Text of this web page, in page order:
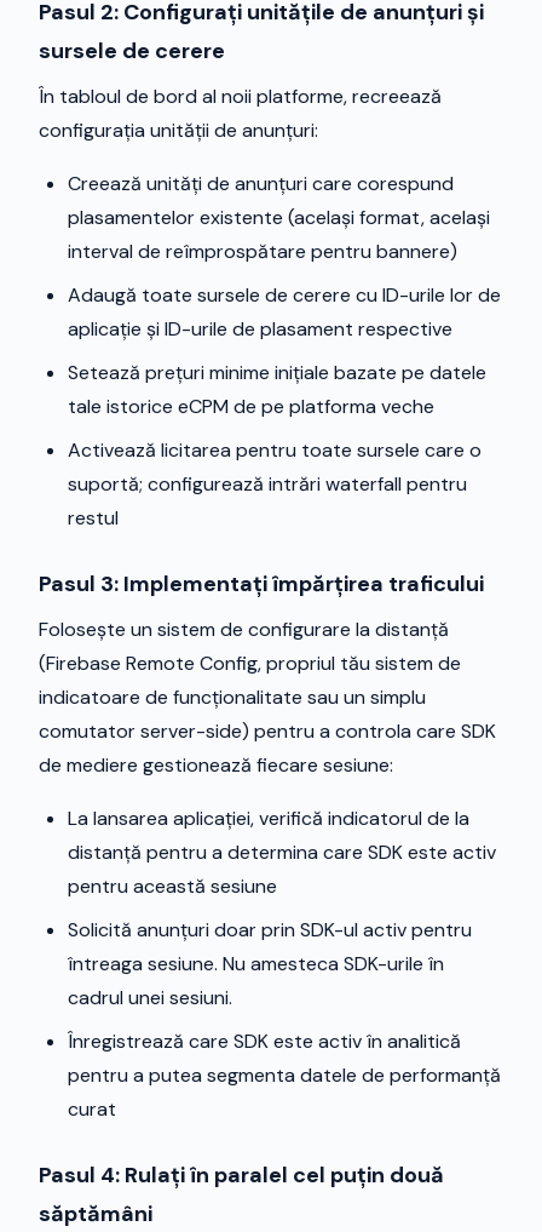
Pasul 2: Configurați unitățile de anunțuri și
sursele de cerere
În tabloul de bord al noii platforme, recreează
configurația unității de anunțuri:
Creează unități de anunțuri care corespund
plasamentelor existente (același format, același
interval de reîmprospătare pentru bannere)
Adaugă toate sursele de cerere cu ID-urile lor de
aplicație și ID-urile de plasament respective
Setează prețuri minime inițiale bazate pe datele
tale istorice eCPM de pe platforma veche
Activează licitarea pentru toate sursele care o
suportă; configurează intrări waterfall pentru
restul
Pasul 3: Implementați împărțirea traficului
Folosește un sistem de configurare la distanță
(Firebase Remote Config, propriul tău sistem de
indicatoare de funcționalitate sau un simplu
comutator server-side) pentru a controla care SDK
de mediere gestionează fiecare sesiune:
La lansarea aplicației, verifică indicatorul de la
distanță pentru a determina care SDK este activ
pentru această sesiune
Solicită anunțuri doar prin SDK-ul activ pentru
întreaga sesiune. Nu amesteca SDK-urile în
cadrul unei sesiuni.
Înregistrează care SDK este activ în analitică
pentru a putea segmenta datele de performanță
curat
Pasul 4: Rulați în paralel cel puțin două
săptămâni